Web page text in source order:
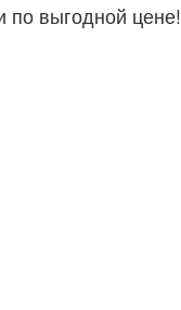
по выгодной цене!